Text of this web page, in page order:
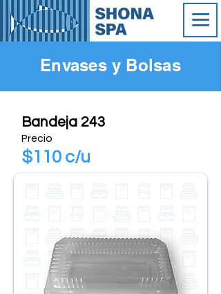
Envases y Bolsas
Bandeja 243
Precio
$110 c/u